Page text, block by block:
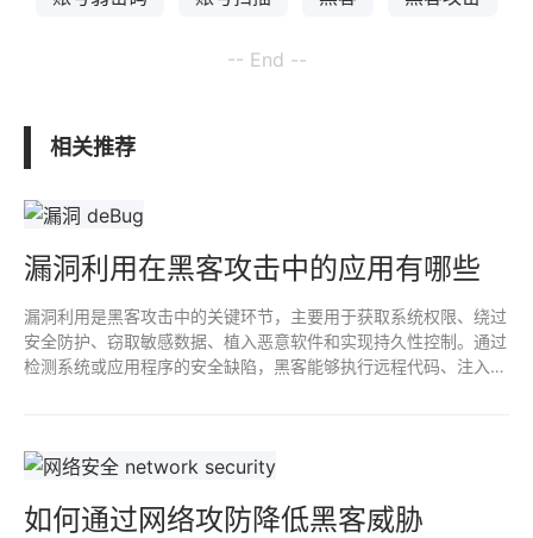
-- End --
相关推荐
漏洞利用在黑客攻击中的应用有哪些
漏洞利用是黑客攻击中的关键环节，主要用于获取系统权限、绕过
安全防护、窃取敏感数据、植入恶意软件和实现持久性控制。通过
检测系统或应用程序的安全缺陷，黑客能够执行远程代码、注入恶
如何通过网络攻防降低黑客威胁